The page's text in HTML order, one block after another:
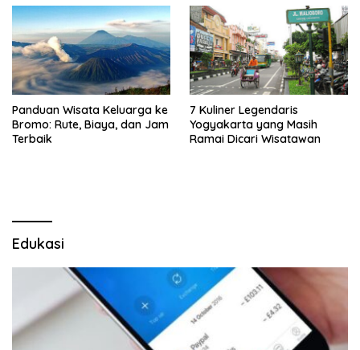
Panduan Wisata Keluarga ke
Bromo: Rute, Biaya, dan Jam
Terbaik
7 Kuliner Legendaris
Yogyakarta yang Masih
Ramai Dicari Wisatawan
Edukasi